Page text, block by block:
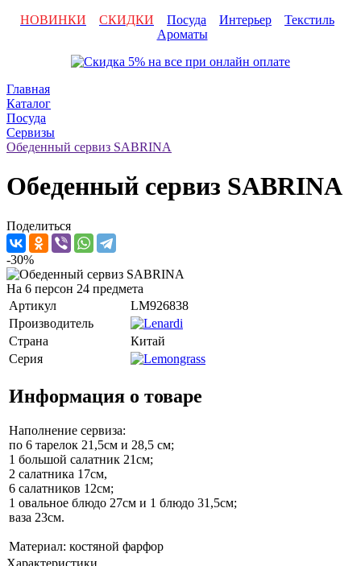
НОВИНКИ
СКИДКИ Посуда Интерьер
Текстиль
Ароматы
Главная
Каталог
Посуда
Сервизы
Обеденный сервиз SABRINA
Обеденный сервиз SABRINA
Поделиться
-30%
На 6 персон 24 предмета
Артикул
LM926838
Производитель
Страна
Китай
Серия
Информация о товаре
Наполнение сервиза:
по 6 тарелок 21,5см и 28,5 см;
1 большой салатник 21см;
2 салатника 17см,
6 салатников 12см;
1 овальное блюдо 27см и 1 блюдо 31,5см;
ваза 23см.
Материал: костяной фарфор
Характеристики